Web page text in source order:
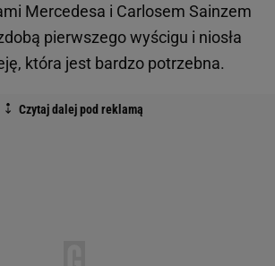
Mercedesa i Carlosem Sainzem
pierwszego wyścigu i niosła
która jest bardzo potrzebna.